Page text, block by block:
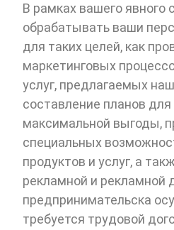
В рамках вашего
обрабатывать ваши
для таких целей, как
маркетинговых
услуг, предлагаемых
составление планов для
максимальной выгоды,
специальных
продуктов и услуг, а
рекламной и рекламной
предпринимательска
требуется трудовой